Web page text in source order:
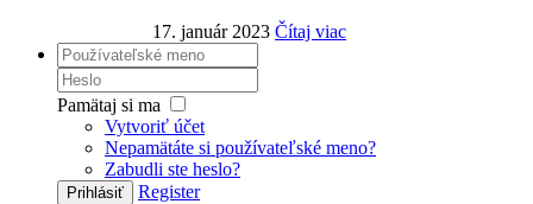
17. január 2023 Čítaj viac
Pamätaj si ma
Vytvoriť účet
Nepamätáte si používateľské meno?
Zabudli ste heslo?
Prihlásiť Register